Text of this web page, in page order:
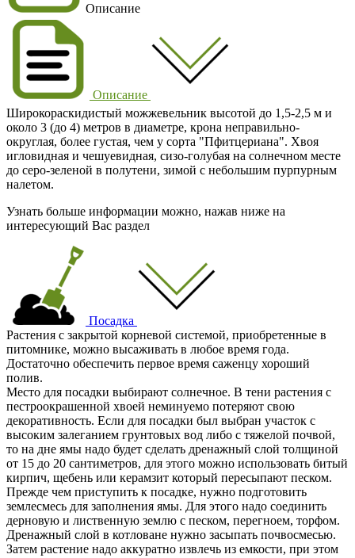
Описание
Описание
Широкораскидистый можжевельник высотой до 1,5-2,5 м и
около 3 (до 4) метров в диаметре, крона неправильно-
округлая, более густая, чем у сорта "Пфитцериана". Хвоя
игловидная и чешуевидная, сизо-голубая на солнечном месте
до серо-зеленой в полутени, зимой с небольшим пурпурным
налетом.
Узнать больше информации можно, нажав ниже на
интересующий Вас раздел
Посадка
Растения с закрытой корневой системой, приобретенные в
питомнике, можно высаживать в любое время года.
Достаточно обеспечить первое время саженцу хороший
полив.
Место для посадки выбирают солнечное. В тени растения с
пестроокрашенной хвоей неминуемо потеряют свою
декоративность. Если для посадки был выбран участок с
высоким залеганием грунтовых вод либо с тяжелой почвой,
то на дне ямы надо будет сделать дренажный слой толщиной
от 15 до 20 сантиметров, для этого можно использовать битый
кирпич, щебень или керамзит который пересыпают песком.
Прежде чем приступить к посадке, нужно подготовить
землесмесь для заполнения ямы. Для этого надо соединить
дерновую и лиственную землю с песком, перегноем, торфом.
Дренажный слой в котловане нужно засыпать почвосмесью.
Затем растение надо аккуратно извлечь из емкости, при этом